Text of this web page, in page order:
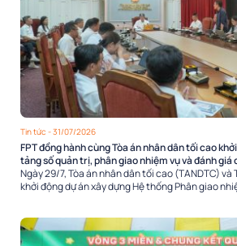
Tin tức - 31/07/2026
FPT đồng hành cùng Tòa án nhân dân tối cao
tảng số quản trị, phân giao nhiệm vụ và đánh giá
Ngày 29/7, Tòa án nhân dân tối cao (TANDTC) và
khởi động dự án xây dựng Hệ thống Phân giao